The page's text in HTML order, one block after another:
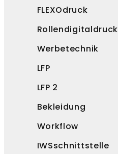
FLEXOdruck
Rollendigitaldruck
Werbetechnik
LFP
LFP 2
Bekleidung
Workflow
IWSschnittstelle